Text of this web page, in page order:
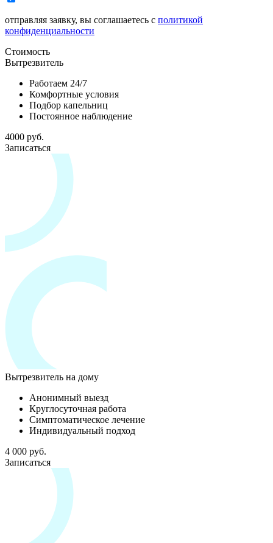
отправляя заявку, вы соглашаетесь с политикой
конфиденциальности
Стоимость
Вытрезвитель
Работаем 24/7
Комфортные условия
Подбор капельниц
Постоянное наблюдение
4000 руб.
Записаться
Вытрезвитель на дому
Анонимный выезд
Круглосуточная работа
Симптоматическое лечение
Индивидуальный подход
4 000 руб.
Записаться